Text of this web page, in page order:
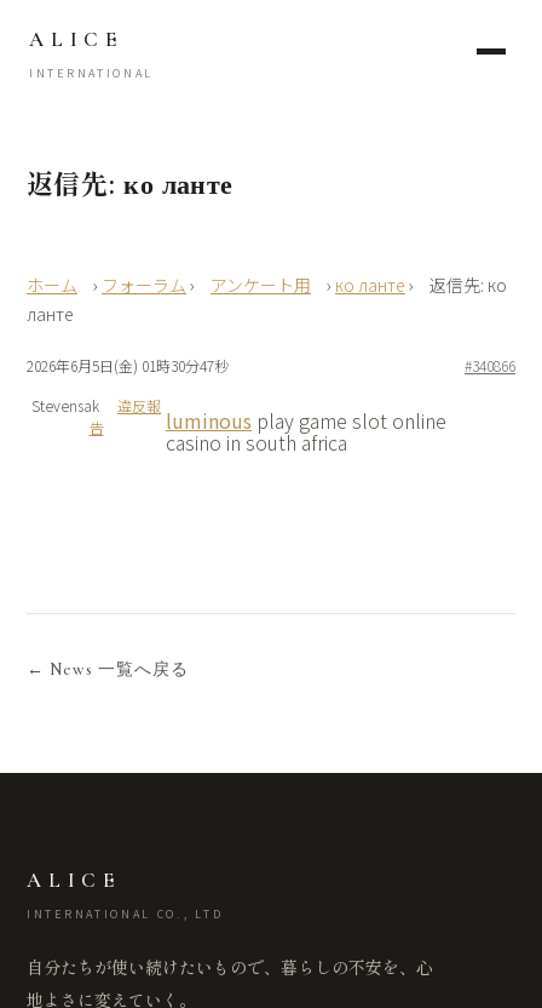
ALICE
INTERNATIONAL
返信先: ко ланте
› フォーラム › アンケート用 › ко ланте ›
返信先: ко
ланте
2026年6月5日(金) 01時30分47秒
#340866
Stevensak
違反報
告
luminous play game slot online
casino in south africa
← News 一覧へ戻る
ALICE
INTERNATIONAL CO., LTD
自分たちが使い続けたいもので、暮らしの不安を、心
地よさに変えていく。